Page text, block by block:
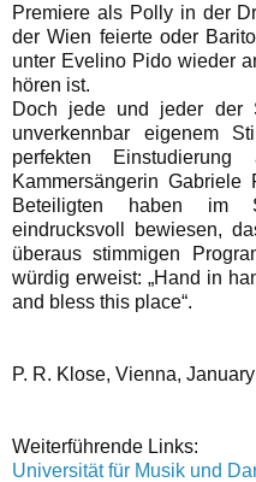
Premiere als Polly in der
der Wien feierte oder
unter Evelino Pido wieder
hören ist.
Doch jede und jeder der
unverkennbar eigenem
perfekten Einstudierung
Kammersängerin
Beteiligten haben im
eindrucksvoll bewiesen,
überaus stimmigen
würdig erweist: „Hand in
and bless this place“.
P. R. Klose, Vienna,
Weiterführende Links:
Universität für Musik und